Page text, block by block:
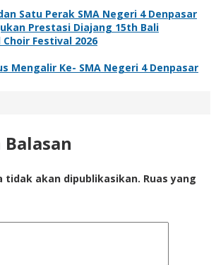
Satu Perak SMA Negeri 4 Denpasar
Prestasi Diajang 15th Bali
Festival 2026
Mengalir Ke- SMA Negeri 4 Denpasar
tidak akan dipublikasikan. Ruas yang